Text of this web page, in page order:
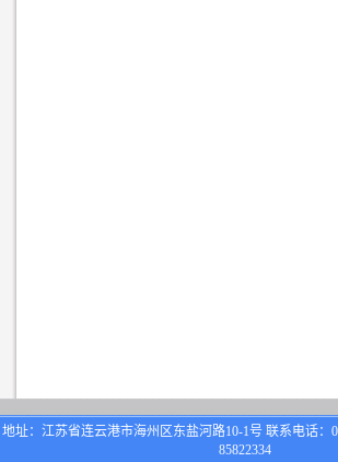
地址：江苏省连云港市海州区东盐河路10-1号 联系电话：
85822334